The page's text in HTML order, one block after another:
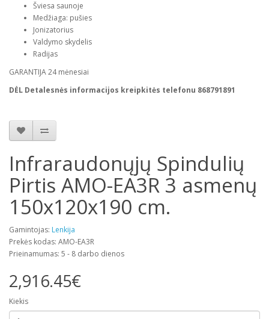
Šviesa saunoje
Medžiaga: pušies
Jonizatorius
Valdymo skydelis
Radijas
GARANTIJA 24 mėnesiai
DĖL Detalesnės informacijos kreipkitės telefonu 868791891
Infraraudonųjų Spindulių
Pirtis AMO-EA3R 3 asmenų
150x120x190 cm.
Gamintojas: Lenkija
Prekės kodas: AMO-EA3R
Prieinamumas: 5 - 8 darbo dienos
2,916.45€
Kiekis